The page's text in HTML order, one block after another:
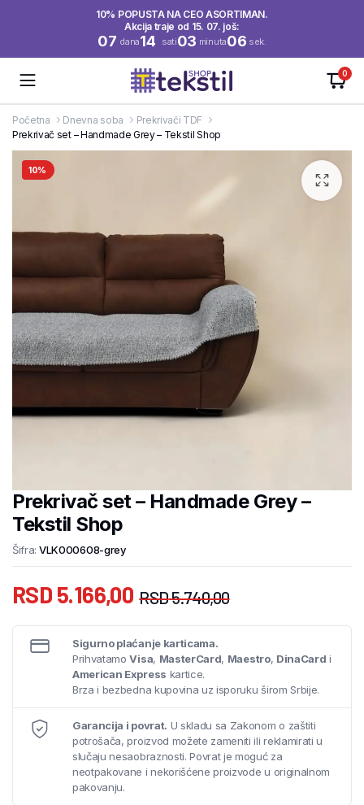
10% POPUSTA NA CEO ASORTIMAN.
Akcija traje od 15. 07. još:
07 dana14 sati03 minuta06 sek.
0
Početna Dnevna soba
Prekrivači TDF
Prekrivač set – Handmade Grey – Tekstil Shop
10%
Prekrivač set – Handmade Grey –
Tekstil Shop
Šifra: VLK000608-grey
RSD5.740,00
RSD 5.166,00
Sigurno plaćanje karticama.
PrihvatamoVisa, MasterCard, Maestro, DinaCard i
American Express kartice.
Brza i bezbedna kupovina uz isporuku širom Srbije.
Garancija i povrat. U skladu sa Zakonom o zaštiti
potrošača, proizvod možete zameniti ili reklamirati u
slučaju nesaobraznosti. Povrat je moguć za
neotpakovane i nekorišćene proizvode u originalnom
pakovanju.